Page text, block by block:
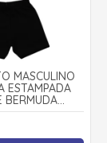
MASCULINO
ESTAMPADA
BERMUDA
27206 -